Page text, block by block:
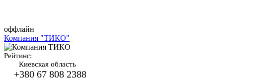
оффлайн
Компания "ТИКО"
Рейтинг:
Киевская область
+380 67 808 2388